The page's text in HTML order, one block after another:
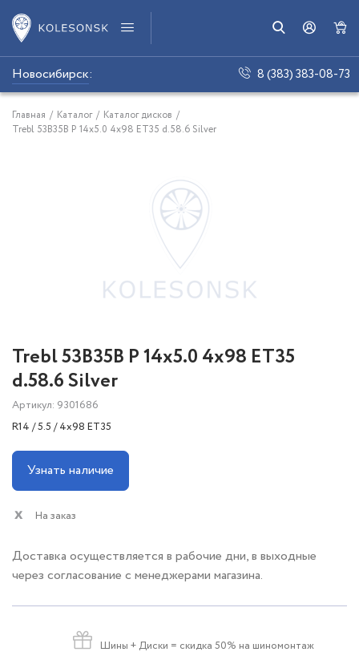
Новосибирск: 8 (383) 383-08-73
Главная / Каталог / Каталог дисков /
Trebl 53B35B P 14x5.0 4x98 ET35 d.58.6 Silver
Trebl 53B35B P 14x5.0 4x98 ET35
d.58.6 Silver
Артикул: 9301686
R14 / 5.5 / 4x98 ET35
Узнать наличие
На заказ
Доставка осуществляется в рабочие дни, в выходные
через согласование с менеджерами магазина.
Шины + Диски = скидка 50% на шиномонтаж